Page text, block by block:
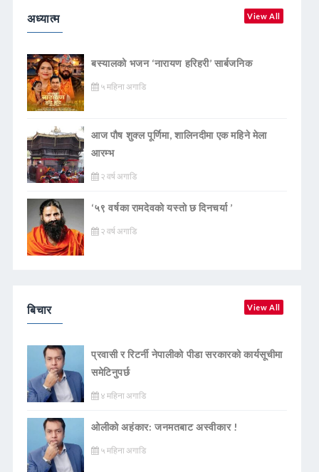
अध्यात्म View All
बस्यालको भजन ‘नारायण हरिहरी’ सार्बजनिक
५ महिना अगाडि
आज पौष शुक्ल पूर्णिमा, शालिनदीमा एक महिने मेला
आरम्भ
२ वर्ष अगाडि
‘५९ वर्षका रामदेवकाे यस्ताे छ दिनचर्या ’
२ वर्ष अगाडि
बिचार View All
प्रवासी र रिटर्नी नेपालीको पीडा सरकारको कार्यसूचीमा
समेटिनुपर्छ
४ महिना अगाडि
ओलीको अहंकार: जनमतबाट अस्वीकार !
५ महिना अगाडि